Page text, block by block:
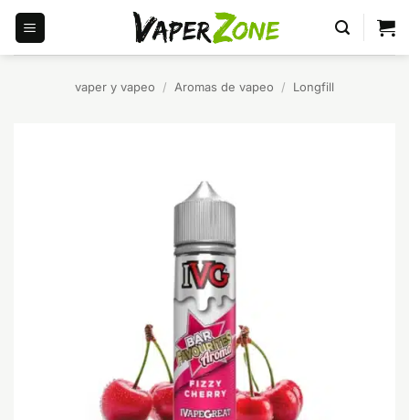
Saltar
contenido
vaper y vapeo / Aromas de vapeo / Longfill